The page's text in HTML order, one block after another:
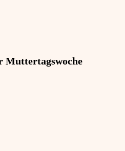
Muttertagswoche